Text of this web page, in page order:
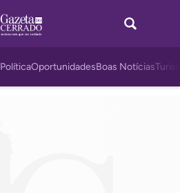
PolíticaOportunidadesBoas Notícias